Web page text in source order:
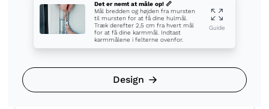
Det er nemt at måle op! 📏
Mål bredden og højden fra mursten
til mursten for at få dine hulmål.
Træk derefter 2,5 cm fra hvert mål
for at få dine karmmål. Indtast
karmmålene i felterne ovenfor.
Guide
Design